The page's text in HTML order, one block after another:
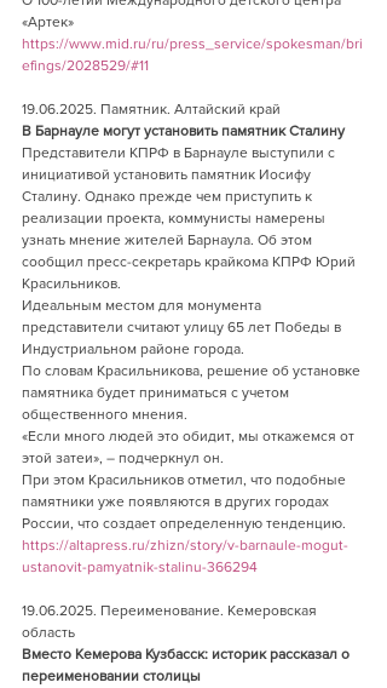
«Артек»
https://www.mid.ru/ru/press_service/spokesman/bri
efings/2028529/#11
19.06.2025. Памятник. Алтайский край
В Барнауле могут установить памятник Сталину
Представители КПРФ в Барнауле выступили с
инициативой установить памятник Иосифу
Сталину. Однако прежде чем приступить к
реализации проекта, коммунисты намерены
узнать мнение жителей Барнаула. Об этом
сообщил пресс-секретарь крайкома КПРФ Юрий
Красильников.
Идеальным местом для монумента
представители считают улицу 65 лет Победы в
Индустриальном районе города.
По словам Красильникова, решение об установке
памятника будет приниматься с учетом
общественного мнения.
«Если много людей это обидит, мы откажемся от
этой затеи», – подчеркнул он.
При этом Красильников отметил, что подобные
памятники уже появляются в других городах
России, что создает определенную тенденцию.
https://altapress.ru/zhizn/story/v-barnaule-mogut-
ustanovit-pamyatnik-stalinu-366294
19.06.2025. Переименование. Кемеровская
область
Вместо Кемерова Кузбасск: историк рассказал о
переименовании столицы